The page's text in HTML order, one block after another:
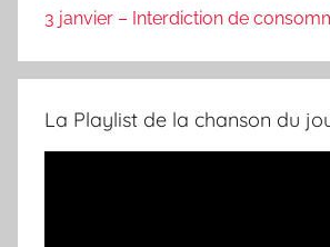
3 janvier – Interdiction de
La Playlist de la chanson du